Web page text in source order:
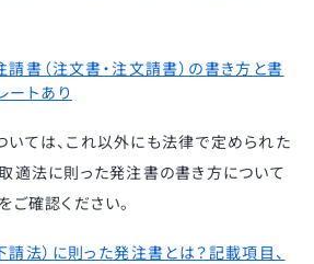
請書（注文書・注文請書）の書き方と書
ートあり
ては、これ以外にも法律で定められた
適法に則った発注書の書き方について
ご確認ください。
請法）に則った発注書とは？記載項目、